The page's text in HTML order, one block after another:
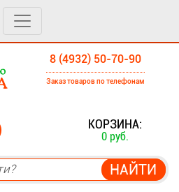
8 (4932) 50-70-90
Заказ товаров по телефонам
КОРЗИНА:
0 руб.